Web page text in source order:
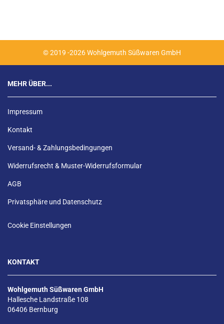
© 2019 -2026 Wohlgemuth Süßwaren GmbH
MEHR ÜBER...
Impressum
Kontakt
Versand- & Zahlungsbedingungen
Widerrufsrecht & Muster-Widerrufsformular
AGB
Privatsphäre und Datenschutz
Cookie Einstellungen
KONTAKT
Wohlgemuth Süßwaren GmbH
Hallesche Landstraße 108
06406 Bernburg